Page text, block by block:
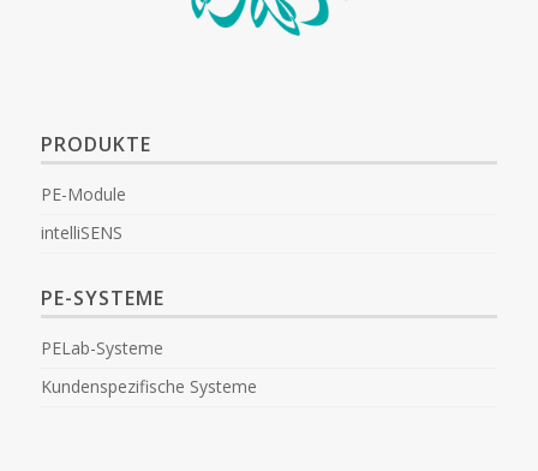
PRODUKTE
PE-Module
intelliSENS
PE-SYSTEME
PELab-Systeme
Kundenspezifische Systeme